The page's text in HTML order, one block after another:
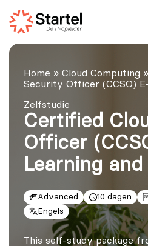
Home » Cloud Computing »
Security Officer (CCSO)
Zelfstudie
Certified
Officer
Learning and
Advanced 10 dagen
Engels
This self-study package